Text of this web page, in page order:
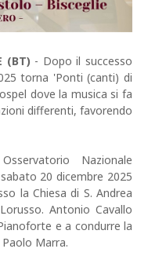
(BT) - Dopo il successo
torna 'Ponti (canti) di
dove la musica si fa
differenti, favorendo
Nazionale
20 dicembre 2025
la Chiesa di S. Andrea
Antonio Cavallo
e a condurre la
Marra.